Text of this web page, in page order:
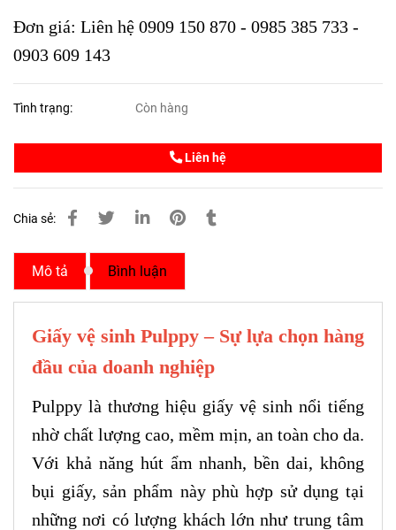
Đơn giá: Liên hệ 0909 150 870 - 0985 385 733 -
0903 609 143
Tình trạng: Còn hàng
Liên hệ
Chia sẻ:
Mô tả Bình luận
Giấy vệ sinh Pulppy – Sự lựa chọn hàng
đầu của doanh nghiệp
Pulppy là thương hiệu giấy vệ sinh nổi tiếng
nhờ chất lượng cao, mềm mịn, an toàn cho da.
Với khả năng hút ẩm nhanh, bền dai, không
bụi giấy, sản phẩm này phù hợp sử dụng tại
những nơi có lượng khách lớn như trung tâm